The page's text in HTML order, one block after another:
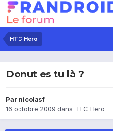
HTC Hero
Donut es tu là ?
Par nicolasf
16 octobre 2009 dans HTC Hero